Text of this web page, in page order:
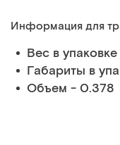
Информация для
Вес в
Габариты в
Объем - 0.378